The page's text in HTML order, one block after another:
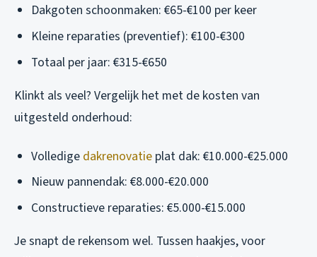
Dakgoten schoonmaken: €65-€100 per keer
Kleine reparaties (preventief): €100-€300
Totaal per jaar: €315-€650
Klinkt als veel? Vergelijk het met de kosten van
uitgesteld onderhoud:
Volledige dakrenovatie plat dak: €10.000-€25.000
Nieuw pannendak: €8.000-€20.000
Constructieve reparaties: €5.000-€15.000
Je snapt de rekensom wel. Tussen haakjes, voor